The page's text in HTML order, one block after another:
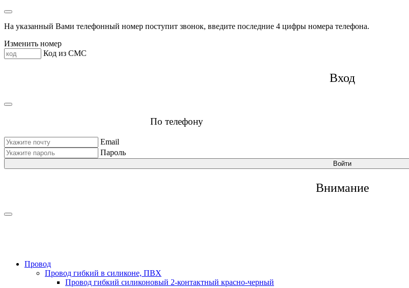
На указанный Вами телефонный номер поступит звонок, введите последние 4 цифры номера телефона.
Изменить номер
Код из СМС
Вход
По телефону
Email
Пароль
Войти
Внимание
Провод
Провод гибкий в силиконе, ПВХ
Провод гибкий силиконовый 2-контактный красно-черный